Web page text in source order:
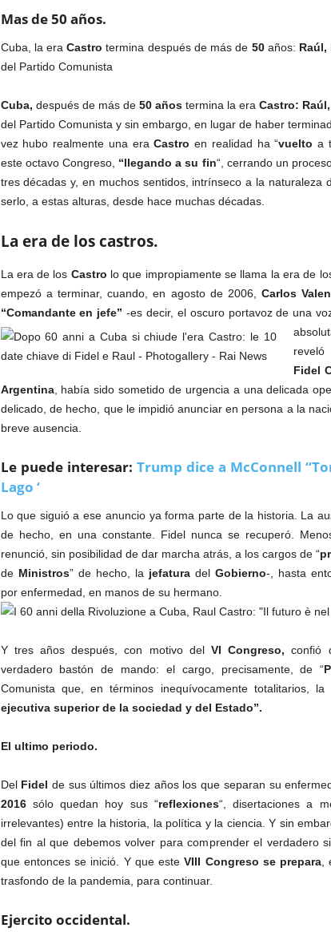
Mas de 50 años.
Cuba, la eraCastro termina después de más de 50años: Raúl,
del Partido Comunista
Cuba, después de más de 50 añostermina la eraCastro: Raúl,
del Partido Comunista y sin embargo, en lugar de haber
vez hubo realmente una eraCastro en realidad ha “vuelto a
este octavo Congreso, “llegando a su fin“, cerrando un
tres décadas y, en muchos sentidos, intrínseco a la naturaleza
serlo, a estas alturas, desde hace muchas décadas.
La era de los castros.
La era de los Castro lo que impropiamente se llama la era de
empezó a terminar, cuando, en agosto de 2006,Carlos
“Comandante en jefe” -es decir, el oscuro portavoz de una
Fidel
Argentina, había sido sometido de urgencia a una delicada
delicado, de hecho, que le impidió anunciar en persona a la
breve ausencia.
Le puede interesar: Trump dice a McConnell
Lago ‘
Lo que siguió a ese anuncio ya forma parte de la historia. La
de hecho, en una constante. Fidel nunca se recuperó.
renunció, sin posibilidad de dar marcha atrás, a los cargos de “
de Ministros” de hecho, la jefaturadel Gobierno-, hasta
por enfermedad, en manos de su hermano.
Y tres años después, con motivo del VI Congreso, confió
verdadero bastón de mando: el cargo, precisamente, de “
Comunista que, en términos inequívocamente totalitarios, la
ejecutiva superior de la sociedad y del Estado”.
El ultimo periodo.
Del Fidel de sus últimos diez años los que separan su
2016 sólo quedan hoy sus “reflexiones“, disertaciones a
irrelevantes) entre la historia, la política y la ciencia. Y sin
del fin al que debemos volver para comprender el verdadero
que entonces se inició. Y que esteVIII Congreso se prepara
trasfondo de la pandemia, para continuar.
Ejercito occidental.